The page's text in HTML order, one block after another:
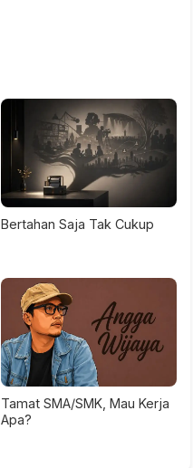
Bertahan Saja Tak Cukup
Tamat SMA/SMK, Mau Kerja
Apa?